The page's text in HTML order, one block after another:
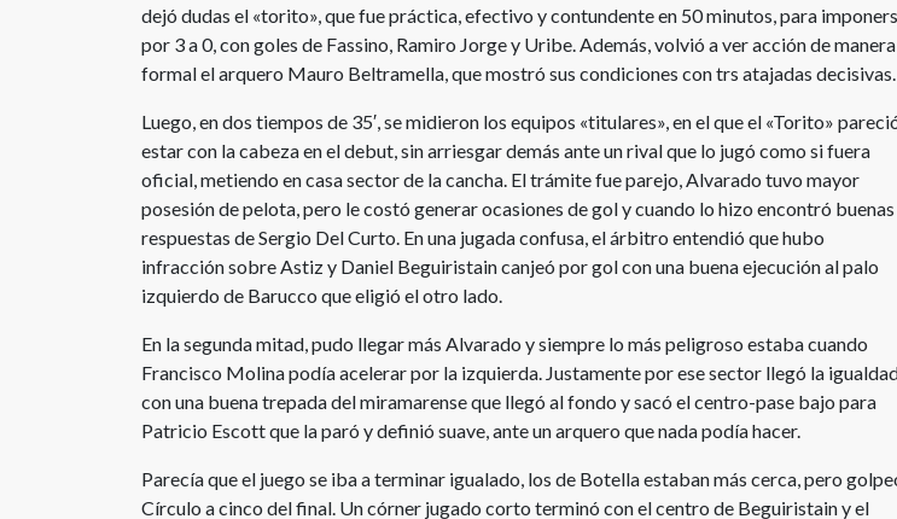
dejó dudas el «torito», que fue práctica, efectivo y contundente en 50 minutos, para
por 3 a 0, con goles de Fassino, Ramiro Jorge y Uribe. Además, volvió a ver acción de manera
formal el arquero Mauro Beltramella, que mostró sus condiciones con trs atajadas decisivas.
Luego, en dos tiempos de 35′, se midieron los equipos «titulares», en el que el «Torito»
estar con la cabeza en el debut, sin arriesgar demás ante un rival que lo jugó como si fuera
oficial, metiendo en casa sector de la cancha. El trámite fue parejo, Alvarado tuvo mayor
posesión de pelota, pero le costó generar ocasiones de gol y cuando lo hizo encontró buenas
respuestas de Sergio Del Curto. En una jugada confusa, el árbitro entendió que hubo
infracción sobre Astiz y Daniel Beguiristain canjeó por gol con una buena ejecución al palo
izquierdo de Barucco que eligió el otro lado.
En la segunda mitad, pudo llegar más Alvarado y siempre lo más peligroso estaba cuando
Francisco Molina podía acelerar por la izquierda. Justamente por ese sector llegó la
con una buena trepada del miramarense que llegó al fondo y sacó el centro-pase bajo para
Patricio Escott que la paró y definió suave, ante un arquero que nada podía hacer.
Parecía que el juego se iba a terminar igualado, los de Botella estaban más cerca, pero
Círculo a cinco del final. Un córner jugado corto terminó con el centro de Beguiristain y el